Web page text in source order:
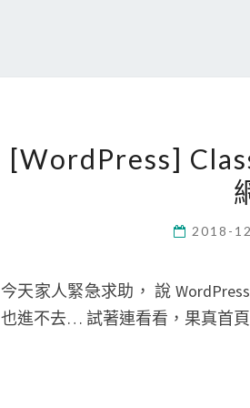
[WordPress]
2018-
今天家人緊急求助， 說
也進不去… 試著連看看，果真首